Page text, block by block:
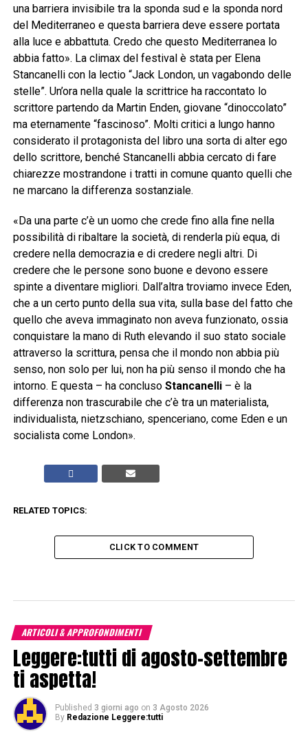
una barriera invisibile tra la sponda sud e la sponda nord
del Mediterraneo e questa barriera deve essere portata
alla luce e abbattuta. Credo che questo Mediterranea lo
abbia fatto». La climax del festival è stata per Elena
Stancanelli con la lectio “Jack London, un vagabondo delle
stelle”. Un’ora nella quale la scrittrice ha raccontato lo
scrittore partendo da Martin Enden, giovane “dinoccolato”
ma eternamente “fascinoso”. Molti critici a lungo hanno
considerato il protagonista del libro una sorta di alter ego
dello scrittore, benché Stancanelli abbia cercato di fare
chiarezze mostrandone i tratti in comune quanto quelli che
ne marcano la differenza sostanziale.
«Da una parte c’è un uomo che crede fino alla fine nella
possibilità di ribaltare la società, di renderla più equa, di
credere nella democrazia e di credere negli altri. Di
credere che le persone sono buone e devono essere
spinte a diventare migliori. Dall’altra troviamo invece Eden,
che a un certo punto della sua vita, sulla base del fatto che
quello che aveva immaginato non aveva funzionato, ossia
conquistare la mano di Ruth elevando il suo stato sociale
attraverso la scrittura, pensa che il mondo non abbia più
senso, non solo per lui, non ha più senso il mondo che ha
intorno. E questa – ha concluso Stancanelli– è la
differenza non trascurabile che c’è tra un materialista,
individualista, nietzschiano, spenceriano, come Eden e un
socialista come London».
RELATED TOPICS:
CLICK TO COMMENT
ARTICOLI & APPROFONDIMENTI
Leggere:tutti di agosto-settembre
ti aspetta!
Published 3 giorni ago on 3 Agosto 2026
By Redazione Leggere:tutti